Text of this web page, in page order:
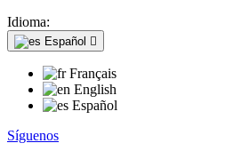
Idioma:
Español 
Français
English
Español
Síguenos